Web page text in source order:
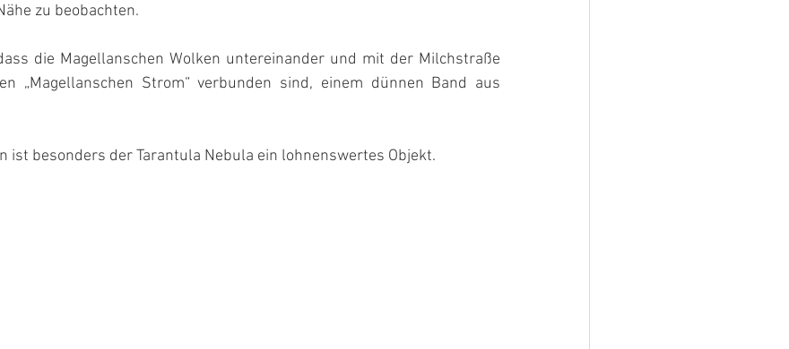
zu beobachten.
die Magellanschen Wolken untereinander und mit der Milchstraße
„Magellanschen Strom“ verbunden sind, einem dünnen Band aus
ist besonders der Tarantula Nebula ein lohnenswertes Objekt.